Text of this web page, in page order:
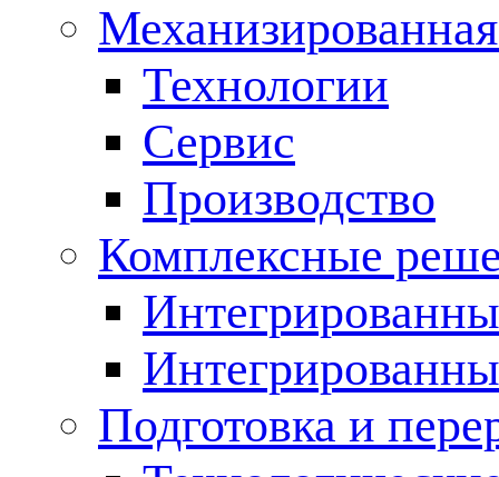
Технологии
Сервис
Производство
Комплексные
Подготовка и